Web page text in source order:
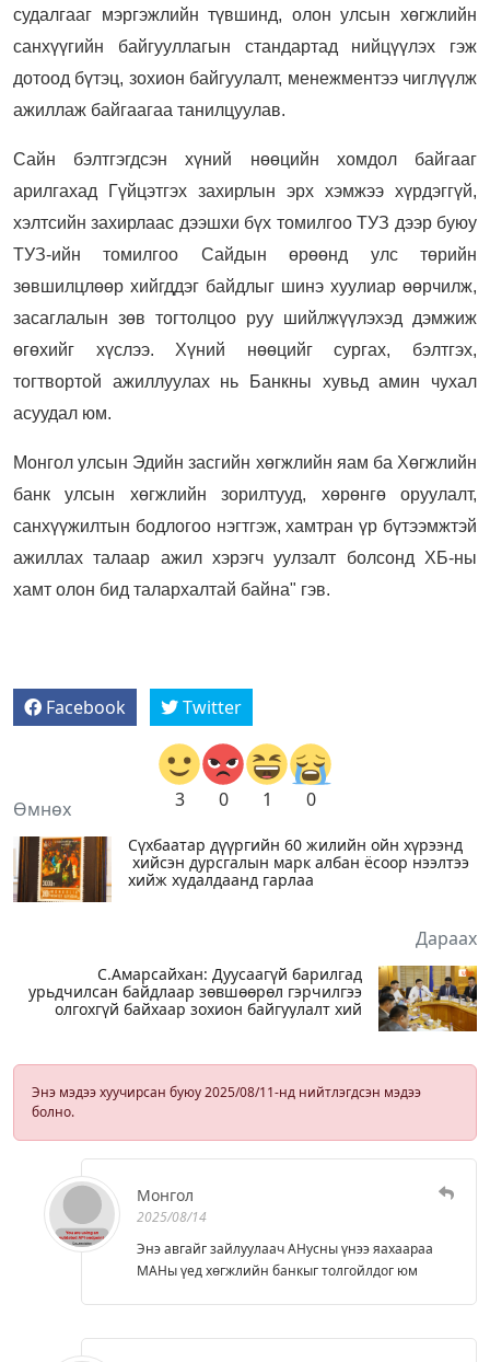
судалгааг мэргэжлийн түвшинд, олон улсын хөгжлийн
санхүүгийн байгууллагын стандартад нийцүүлэх гэж
дотоод бүтэц, зохион байгуулалт, менежментээ чиглүүлж
ажиллаж байгаагаа танилцуулав.
Сайн бэлтгэгдсэн хүний нөөцийн хомдол байгааг
арилгахад Гүйцэтгэх захирлын эрх хэмжээ хүрдэггүй,
хэлтсийн захирлаас дээшхи бүх томилгоо ТУЗ дээр буюу
ТУЗ-ийн томилгоо Сайдын өрөөнд улс төрийн
зөвшилцлөөр хийгддэг байдлыг шинэ хуулиар өөрчилж,
засаглалын зөв тогтолцоо руу шийлжүүлэхэд дэмжиж
өгөхийг хүслээ. Хүний нөөцийг сургах, бэлтгэх,
тогтвортой ажиллуулах нь Банкны хувьд амин чухал
асуудал юм.
Монгол улсын Эдийн засгийн хөгжлийн яам ба Хөгжлийн
банк улсын хөгжлийн зорилтууд, хөрөнгө оруулалт,
санхүүжилтын бодлогоо нэгтгэж, хамтран үр бүтээмжтэй
ажиллах талаар ажил хэрэгч уулзалт болсонд ХБ-ны
хамт олон бид талархалтай байна" гэв.
Facebook Twitter
3 0 1 0
Өмнөх
Сүхбаатар дүүргийн 60 жилийн ойн хүрээнд
хийсэн дурсгалын марк албан ёсоор нээлтээ
хийж худалдаанд гарлаа
Дараах
С.Амарсайхан: Дуусаагүй барилгад
урьдчилсан байдлаар зөвшөөрөл гэрчилгээ
олгохгүй байхаар зохион байгуулалт хий
Энэ мэдээ хуучирсан буюу 2025/08/11-нд нийтлэгдсэн мэдээ
болно.
Монгол
2025/08/14
Энэ авгайг зайлуулаач АНусны үнээ яахаараа
МАНы үед хөгжлийн банкыг толгойлдог юм